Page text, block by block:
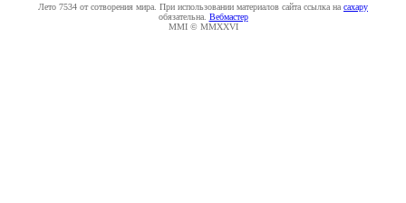
Лето 7534 от сотворения мира. При использовании материалов сайта ссылка на caxapу
обязательна. Вебмастер
MMI © MMXXVI